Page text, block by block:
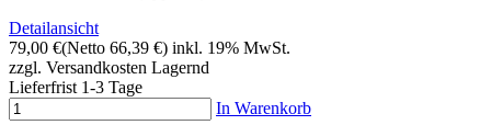
Detailansicht
79,00 €(Netto 66,39 €) inkl. 19% MwSt.
zzgl. Versandkosten Lagernd
Lieferfrist 1-3 Tage
In Warenkorb